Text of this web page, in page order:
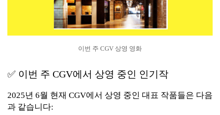
이번 주 CGV 상영 영화
✅ 이번 주 CGV에서 상영 중인 인기작
2025년 6월 현재 CGV에서 상영 중인 대표 작품들은 다음
과 같습니다: